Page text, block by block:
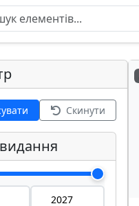
Скинути
видання